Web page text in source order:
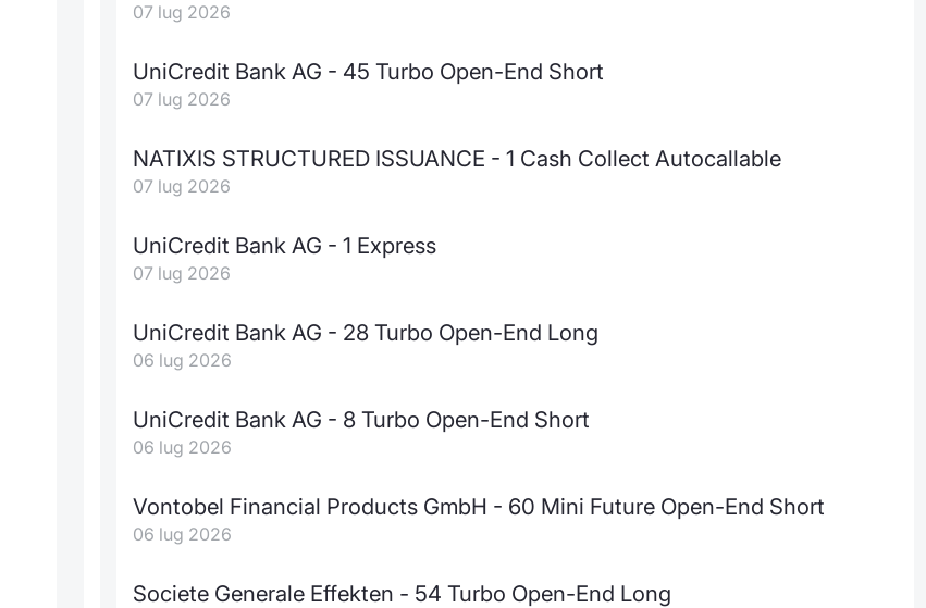
07 lug 2026
UniCredit Bank AG - 45 Turbo Open-End Short
07 lug 2026
NATIXIS STRUCTURED ISSUANCE - 1 Cash Collect Autocallable
07 lug 2026
UniCredit Bank AG - 1 Express
07 lug 2026
UniCredit Bank AG - 28 Turbo Open-End Long
06 lug 2026
UniCredit Bank AG - 8 Turbo Open-End Short
06 lug 2026
Vontobel Financial Products GmbH - 60 Mini Future Open-End Short
06 lug 2026
Societe Generale Effekten - 54 Turbo Open-End Long